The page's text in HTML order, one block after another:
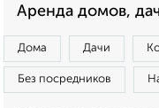
Аренда домов,
Дома Дачи
Без посредников